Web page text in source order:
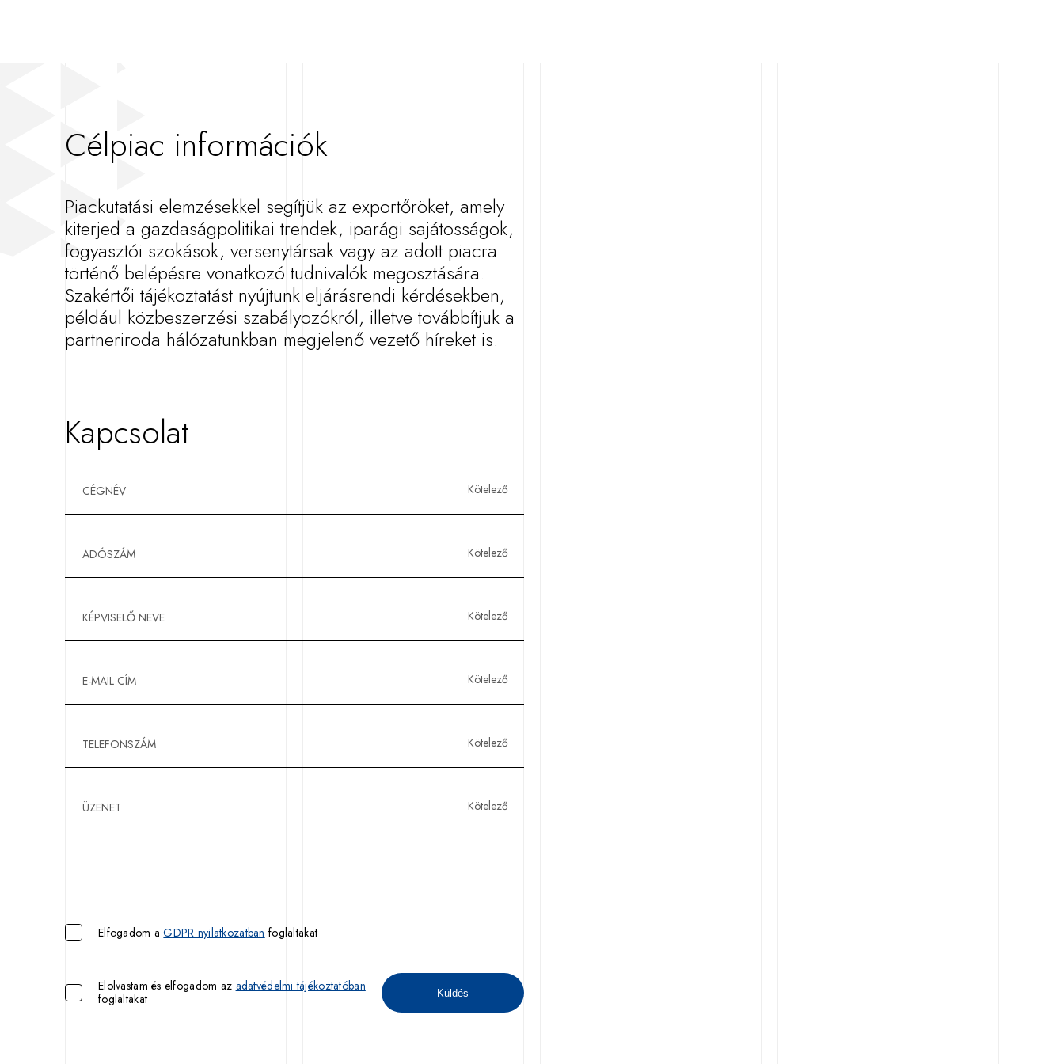
Célpiac információk
Piackutatási elemzésekkel segítjük az exportőröket, amely
kiterjed a gazdaságpolitikai trendek, iparági sajátosságok,
fogyasztói szokások, versenytársak vagy az adott piacra
történő belépésre vonatkozó tudnivalók megosztására.
Szakértői tájékoztatást nyújtunk eljárásrendi kérdésekben,
például közbeszerzési szabályozókról, illetve továbbítjuk a
partneriroda hálózatunkban megjelenő vezető híreket is.
Kapcsolat
Kötelező
Kötelező
Kötelező
Kötelező
Kötelező
Kötelező
Elfogadom aGDPR nyilatkozatban foglaltakat
Elolvastam és elfogadom az adatvédelmi tájékoztatóban
foglaltakat
Küldés